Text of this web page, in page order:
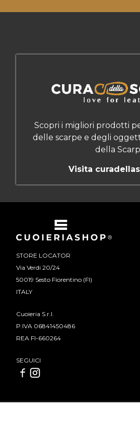
Scopri i migliori prodotti
delle scarpe e degli
della
Visita
STORE LOCATOR
Via Verdi 20/24
50019 Sesto Fiorentino (FI)
ITALY
Cuoieria S.r.l.
P.IVA 06841450486
REA FI-660264
SEGUICI